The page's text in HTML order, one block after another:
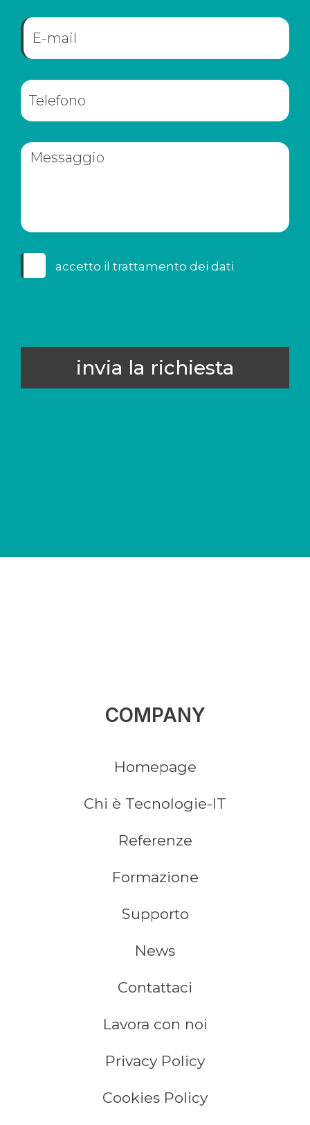
accetto il trattamento dei dati
invia la richiesta
COMPANY
Homepage
Chi è Tecnologie-IT
Referenze
Formazione
Supporto
News
Contattaci
Lavora con noi
Privacy Policy
Cookies Policy